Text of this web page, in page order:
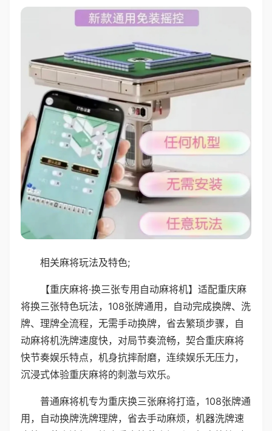
相关麻将玩法及特色;
【重庆麻将·换三张专用自动麻将机】适配重庆麻
将换三张特色玩法，108张牌通用，自动完成换牌、洗
牌、理牌全流程，无需手动换牌，省去繁琐步骤，自
动麻将机洗牌速度快，对局节奏流畅，契合重庆麻将
快节奏娱乐特点，机身抗摔耐磨，连续娱乐无压力，
沉浸式体验重庆麻将的刺激与欢乐。
普通麻将机专为重庆换三张麻将打造，108张牌通
用，自动换牌洗牌理牌，省去手动麻烦，机器洗牌速